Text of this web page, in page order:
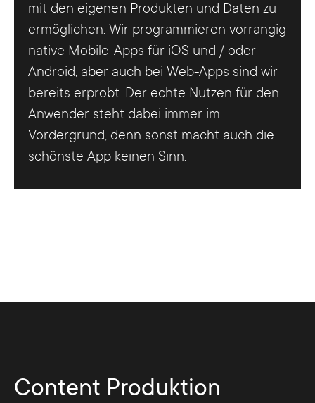
mit den eigenen Produkten und Daten zu
ermöglichen. Wir programmieren vorrangig
native Mobile-Apps für iOS und / oder
Android, aber auch bei Web-Apps sind wir
bereits erprobt. Der echte Nutzen für den
Anwender steht dabei immer im
Vordergrund, denn sonst macht auch die
schönste App keinen Sinn.
Content Produktion